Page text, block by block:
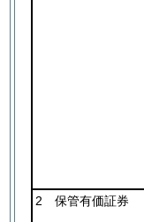
2 保管有価証券